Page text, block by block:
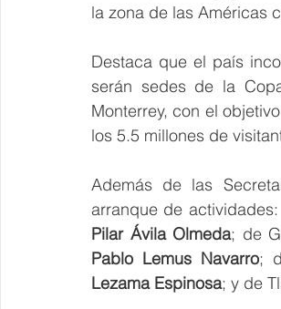
la zona de las Américas
Destaca que el país
serán sedes de la
Monterrey, con el
los 5.5 millones de
Además de las
arranque de
Pilar Ávila Olmeda; de
Pablo Lemus Navarro;
Lezama Espinosa; y de